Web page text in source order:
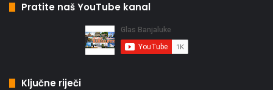
Pratite naš YouTube kanal
Ključne riječi